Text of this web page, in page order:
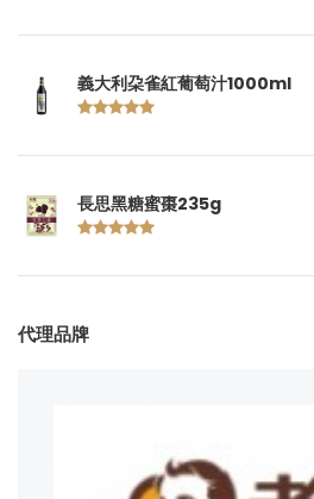
義大利朶雀紅葡萄汁1000ml
長思黑糖蜜棗235g
代理品牌